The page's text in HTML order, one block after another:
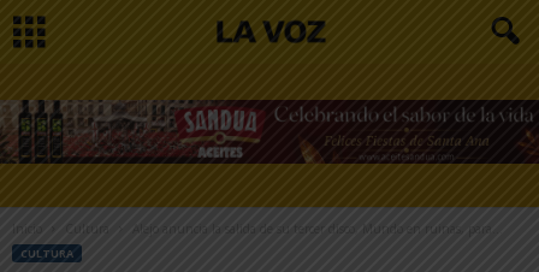
Inicio Cultura Alejo anuncia la salida de su tercer disco, Mundo en ruinas, para...
CULTURA